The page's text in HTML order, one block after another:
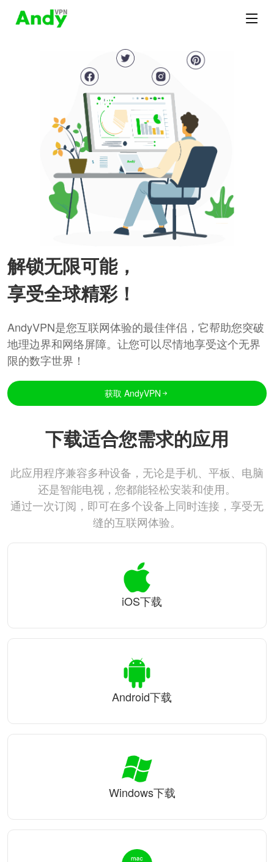
解锁无限可能，
享受全球精彩！
AndyVPN是您互联网体验的最佳伴侣，它帮助您突破
地理边界和网络屏障。让您可以尽情地享受这个无界
限的数字世界！
获取 AndyVPN
下载适合您需求的应用
此应用程序兼容多种设备，无论是手机、平板、电脑
还是智能电视，您都能轻松安装和使用。
通过一次订阅，即可在多个设备上同时连接，享受无
缝的互联网体验。
iOS下载
Android下载
Windows下载